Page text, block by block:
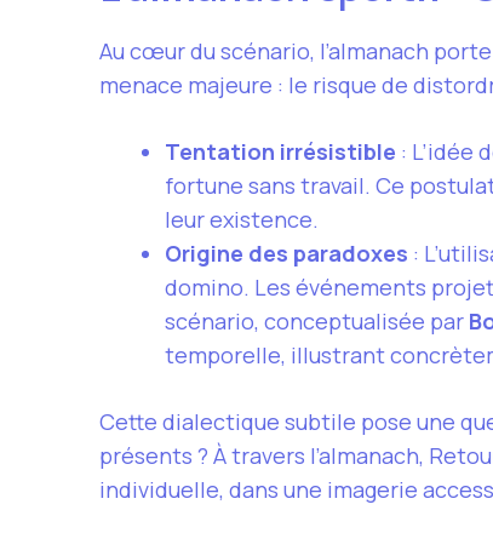
Au cœur du scénario, l’almanach
menace majeure : le risque de
Tentation irrésistible : L’idée
fortune sans travail. Ce
leur existence.
Origine des paradoxes :
domino. Les événements
scénario, conceptualisée par
temporelle, illustrant
Cette dialectique subtile pose une
présents ? À travers l’almanach,
individuelle, dans une imagerie